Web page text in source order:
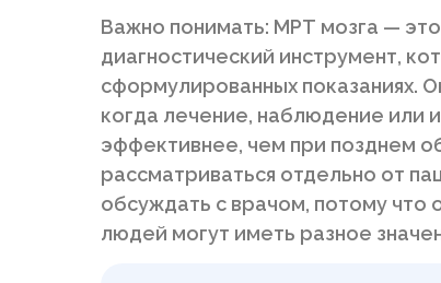
Важно понимать: МРТ мозга —
диагностический инструмент,
сформулированных показаниях.
когда лечение, наблюдение или
эффективнее, чем при позднем
рассматриваться отдельно от
обсуждать с врачом, потому что
людей могут иметь разное